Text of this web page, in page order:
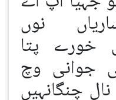
نوں
خورے پتا
جوانی وچ
چنگانہیں